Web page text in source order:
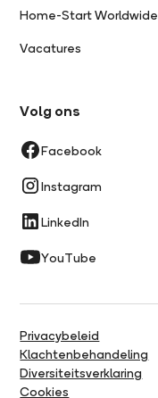
Home-Start Worldwide
Vacatures
Volg ons
Facebook
Instagram
LinkedIn
YouTube
Privacybeleid
Klachtenbehandeling
Diversiteitsverklaring
Cookies